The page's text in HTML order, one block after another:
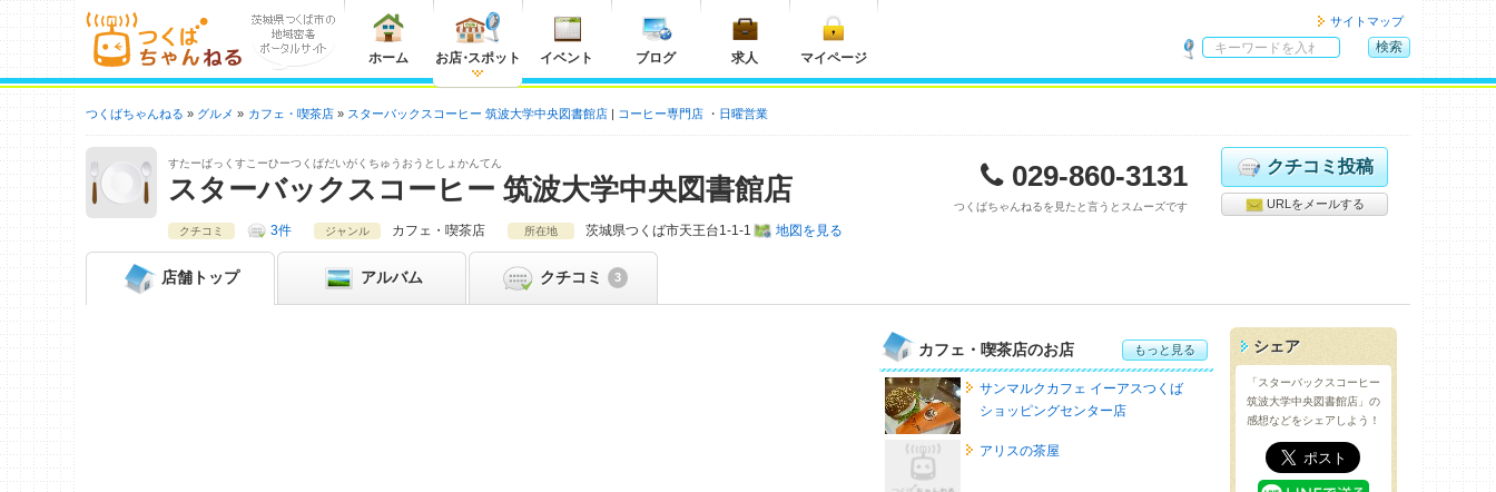
ホーム お店・スポット イベント ブログ 求人 マイページ
サイトマップ
内
索
検索
つくばちゃんねる グルメ カフェ・喫茶店 スターバックスコーヒー 筑波大学中央図書館店 コーヒー専門店 日曜営業
すたーばっくすこーひーつくばだいがくちゅうおうとしょかんてん
スターバックスコーヒー 筑波大学中央図書館店 029-860-3131
つくばちゃんねるを見たと言うとスムーズです
クチコミ投稿
URLをメールする
クチコミ 3件 ジャンル カフェ・喫茶店 所在地 茨城県つくば市天王台1-1-1 地図を見る
店舗 トップ アルバム クチコミ 3
カフェ・喫茶店のお店 もっと見る
サンマルクカフェ イーアスつくば
ショッピングセンター店
アリスの茶屋
シェア
「スターバックスコーヒー
筑波大学中央図書館店」の
感想などをシェアしよう！